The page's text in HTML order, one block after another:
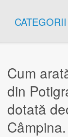
CATEGORII
Cum
din
dotată
Câmpina.